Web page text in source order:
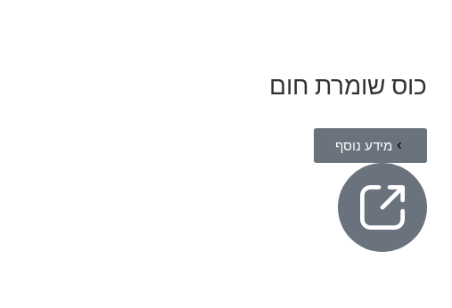
כוס שומרת חום
מידע נוסף